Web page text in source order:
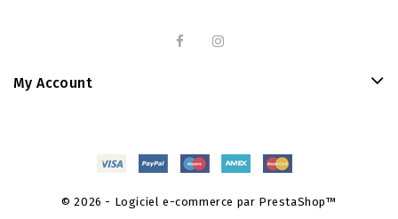
My Account
© 2026 - Logiciel e-commerce par PrestaShop™